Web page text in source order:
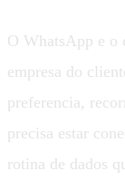
O WhatsApp e o
empresa do
preferencia,
precisa estar
rotina de dados